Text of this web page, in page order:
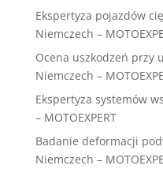
Ekspertyza pojazdów
Niemczech –
Ocena uszkodzeń przy
Niemczech –
Ekspertyza systemów
– MOTOEXPERT
Badanie deformacji
Niemczech –